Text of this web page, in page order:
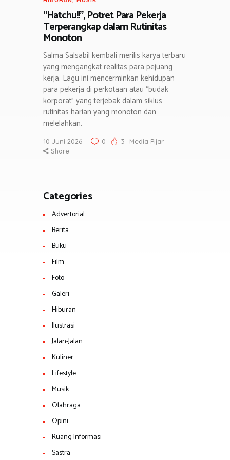
“Hatchu!!”, Potret Para Pekerja
Terperangkap dalam Rutinitas
Monoton
Salma Salsabil kembali merilis karya terbaru
yang mengangkat realitas para pejuang
kerja. Lagu ini mencerminkan kehidupan
para pekerja di perkotaan atau “budak
korporat” yang terjebak dalam siklus
rutinitas harian yang monoton dan
melelahkan.
10 Juni 2026 0 3
Media Pijar
Share
Categories
Advertorial
Berita
Buku
Film
Foto
Galeri
Hiburan
Ilustrasi
Jalan-Jalan
Kuliner
Lifestyle
Musik
Olahraga
Opini
Ruang Informasi
Sastra